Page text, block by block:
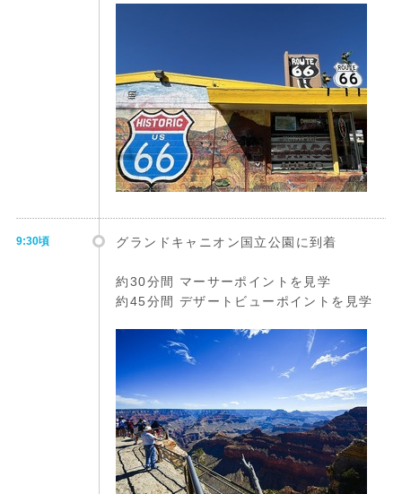
9:30頃 グランドキャニオン国立公園に到着
約30分間 マーサーポイントを見学
約45分間 デザートビューポイントを見学